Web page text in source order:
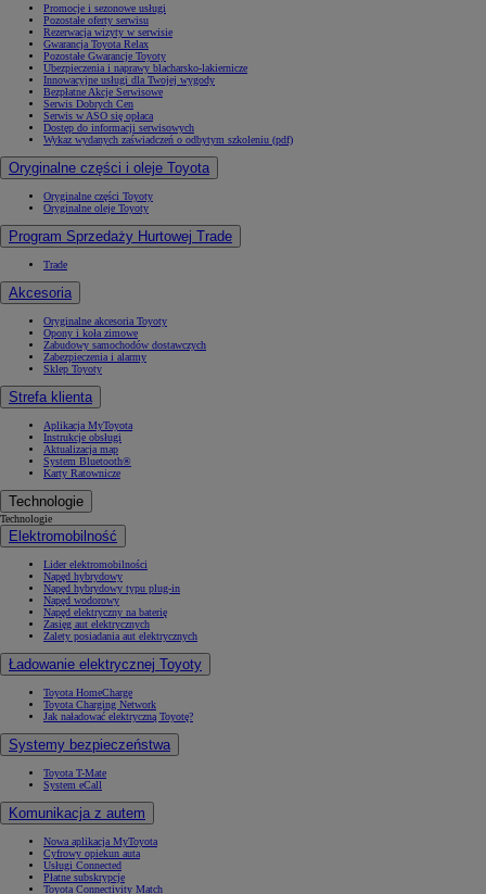
Promocje i sezonowe usługi
Pozostałe oferty serwisu
Rezerwacja wizyty w serwisie
Gwarancja Toyota Relax
Pozostałe Gwarancje Toyoty
Ubezpieczenia i naprawy blacharsko-lakiernicze
Innowacyjne usługi dla Twojej wygody
Bezpłatne Akcje Serwisowe
Serwis Dobrych Cen
Serwis w ASO się opłaca
Dostęp do informacji serwisowych
Wykaz wydanych zaświadczeń o odbytym szkoleniu (pdf)
Oryginalne części i oleje Toyota
Oryginalne części Toyoty
Oryginalne oleje Toyoty
Program Sprzedaży Hurtowej Trade
Trade
Akcesoria
Oryginalne akcesoria Toyoty
Opony i koła zimowe
Zabudowy samochodów dostawczych
Zabezpieczenia i alarmy
Sklep Toyoty
Strefa klienta
Aplikacja MyToyota
Instrukcje obsługi
Aktualizacja map
System Bluetooth®
Karty Ratownicze
Technologie
Technologie
Elektromobilność
Lider elektromobilności
Napęd hybrydowy
Napęd hybrydowy typu plug-in
Napęd wodorowy
Napęd elektryczny na baterię
Zasięg aut elektrycznych
Zalety posiadania aut elektrycznych
Ładowanie elektrycznej Toyoty
Toyota HomeCharge
Toyota Charging Network
Jak naładować elektryczną Toyotę?
Systemy bezpieczeństwa
Toyota T-Mate
System eCall
Komunikacja z autem
Nowa aplikacja MyToyota
Cyfrowy opiekun auta
Usługi Connected
Płatne subskrypcje
Toyota Connectivity Match